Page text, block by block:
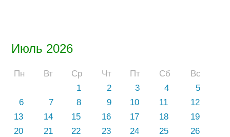
Июль 2026
Пн Вт Ср Чт Пт Сб
Вс
1
2 3 4
5
6
7 8 9 10 11
12
13
14 15 16 17 18
19
20
21 22 23 24 25
26